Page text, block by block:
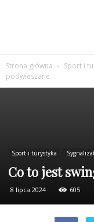
Strona główna Sport i
podwieszane
Sport i turystyka
Co to jest
8 lipca 2024 605